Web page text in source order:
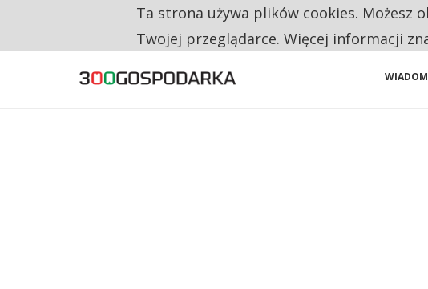
CO TRZECIĄ ZŁOTÓWKĘ Z EMERYTURY SENIORZY
Ta strona używa plików cookies.
Twojej przeglądarce. Więcej informacji